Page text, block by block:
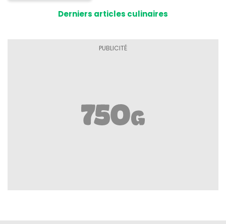
Derniers articles culinaires